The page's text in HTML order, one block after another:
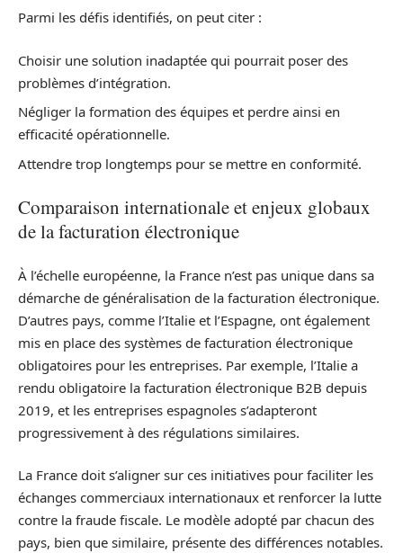
Parmi les défis identifiés, on peut citer :
Choisir une solution inadaptée qui pourrait poser des
problèmes d’intégration.
Négliger la formation des équipes et perdre ainsi en
efficacité opérationnelle.
Attendre trop longtemps pour se mettre en conformité.
Comparaison internationale et enjeux globaux
de la facturation électronique
À l’échelle européenne, la France n’est pas unique dans sa
démarche de généralisation de la facturation électronique.
D’autres pays, comme l’Italie et l’Espagne, ont également
mis en place des systèmes de facturation électronique
obligatoires pour les entreprises. Par exemple, l’Italie a
rendu obligatoire la facturation électronique B2B depuis
2019, et les entreprises espagnoles s’adapteront
progressivement à des régulations similaires.
La France doit s’aligner sur ces initiatives pour faciliter les
échanges commerciaux internationaux et renforcer la lutte
contre la fraude fiscale. Le modèle adopté par chacun des
pays, bien que similaire, présente des différences notables.